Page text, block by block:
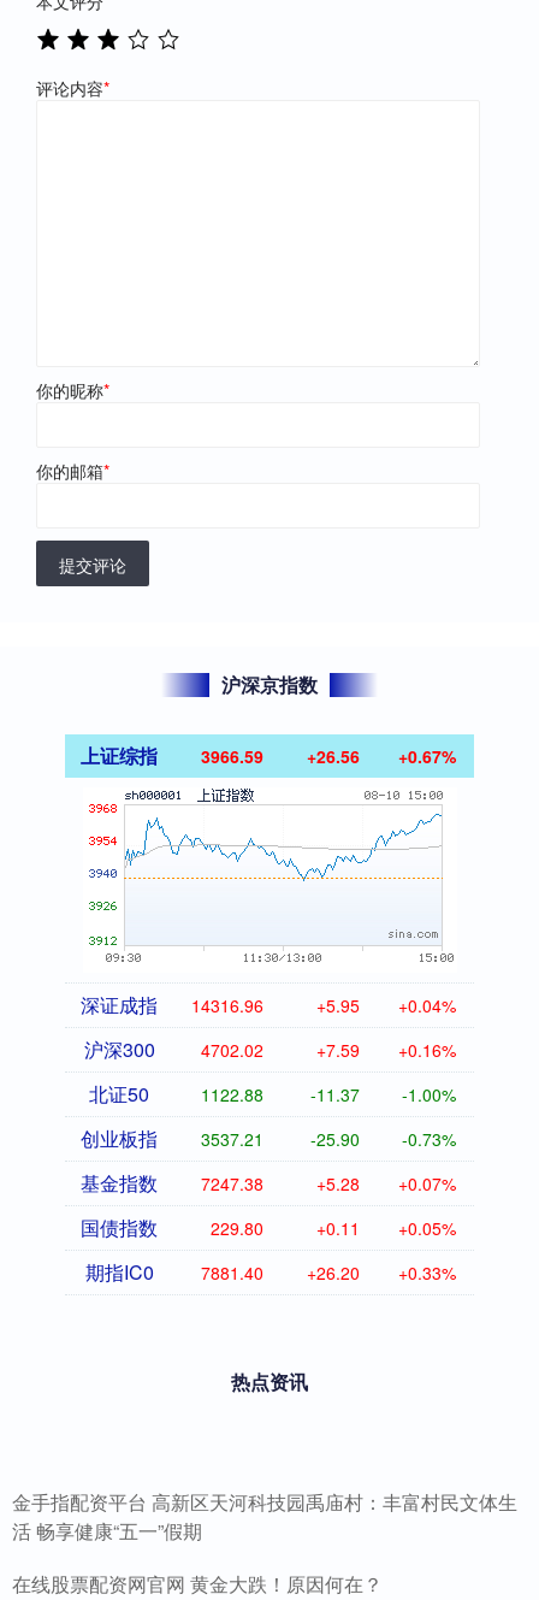
评论内容*
你的昵称*
你的邮箱*
提交评论
沪深京指数
上证综指 3966.59 +26.56 +0.67%
深证成指 14316.96 +5.95 +0.04%
沪深300 4702.02 +7.59 +0.16%
北证50 1122.88 -11.37 -1.00%
创业板指 3537.21 -25.90 -0.73%
基金指数 7247.38 +5.28 +0.07%
国债指数 229.80 +0.11 +0.05%
期指IC0 7881.40 +26.20 +0.33%
热点资讯
金手指配资平台 高新区天河科技园禹庙村：丰富村民文体生
活 畅享健康“五一”假期
在线股票配资网官网 黄金大跌！原因何在？